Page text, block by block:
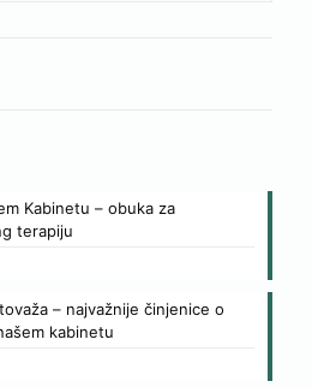
Kabinetu – obuka za
terapiju
– najvažnije činjenice o
kabinetu